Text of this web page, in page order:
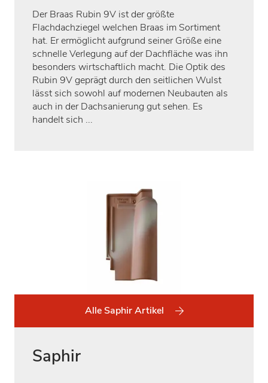
Der Braas Rubin 9V ist der größte
Flachdachziegel welchen Braas im Sortiment
hat. Er ermöglicht aufgrund seiner Größe eine
schnelle Verlegung auf der Dachfläche was ihn
besonders wirtschaftlich macht. Die Optik des
Rubin 9V geprägt durch den seitlichen Wulst
lässt sich sowohl auf modernen Neubauten als
auch in der Dachsanierung gut sehen. Es
handelt sich ...
Alle Saphir Artikel
Saphir